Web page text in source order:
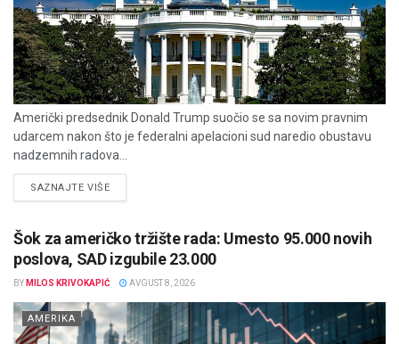
Američki predsednik Donald Trump suočio se sa novim pravnim
udarcem nakon što je federalni apelacioni sud naredio obustavu
nadzemnih radova...
SAZNAJTE VIŠEDETAILS
Šok za američko tržište rada: Umesto 95.000 novih
poslova, SAD izgubile 23.000
BY MILOS KRIVOKAPIĆ AVGUST 8, 2026
AMERIKA